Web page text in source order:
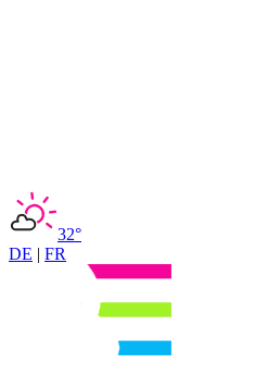
32°
DE | FR